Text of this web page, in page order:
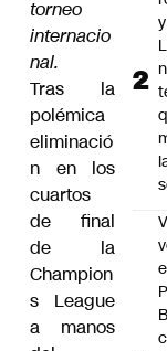
torneo
internacio
nal.
Tras la
polémica
eliminació
n en los
cuartos
de final
de la
Champion
s League
a manos